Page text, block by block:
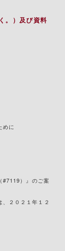
。）及び資料
めに
#7119）』のご案
２０２１年１２